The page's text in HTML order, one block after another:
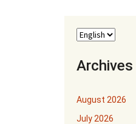
Archives
August 2026
July 2026